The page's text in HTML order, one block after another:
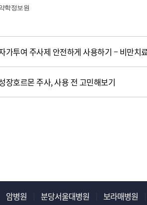
학정보원
가투여 주사제 안전하게 사용하기 – 비만치
장호르몬 주사, 사용 전 고민해보기
암병원 분당서울대병원 보라매병원